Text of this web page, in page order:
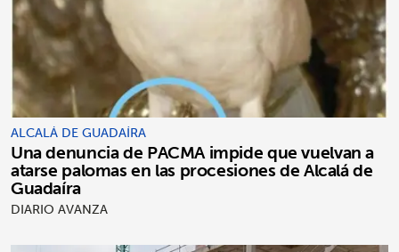
ALCALÁ DE GUADAÍRA
Una denuncia de PACMA impide que vuelvan a
atarse palomas en las procesiones de Alcalá de
Guadaíra
DIARIO AVANZA